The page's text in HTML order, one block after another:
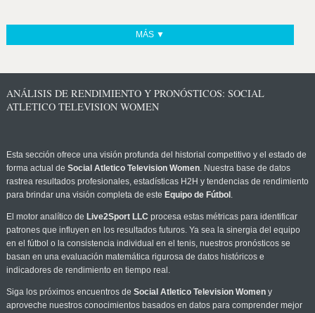
MÁS ▼
ANÁLISIS DE RENDIMIENTO Y PRONÓSTICOS: SOCIAL
ATLETICO TELEVISION WOMEN
Esta sección ofrece una visión profunda del historial competitivo y el estado de
forma actual de Social Atletico Television Women. Nuestra base de datos
rastrea resultados profesionales, estadísticas H2H y tendencias de rendimiento
para brindar una visión completa de este Equipo de Fútbol .
El motor analítico de Live2Sport LLC procesa estas métricas para identificar
patrones que influyen en los resultados futuros. Ya sea la sinergia del equipo
en el fútbol o la consistencia individual en el tenis, nuestros pronósticos se
basan en una evaluación matemática rigurosa de datos históricos e
indicadores de rendimiento en tiempo real.
Siga los próximos encuentros de Social Atletico Television Womeny
aproveche nuestros conocimientos basados en datos para comprender mejor